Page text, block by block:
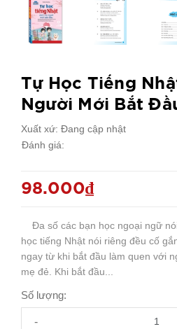
Tự Học Tiếng
Người Mới Bắt
Xuất xứ: Đang cập nhật
Đánh giá:
98.000₫
Đa số các bạn học ngoại ngữ
học tiếng Nhật nói riêng đều cố
ngay từ khi bắt đầu làm quen với
mẹ đẻ. Khi bắt đầu...
Số lượng:
-